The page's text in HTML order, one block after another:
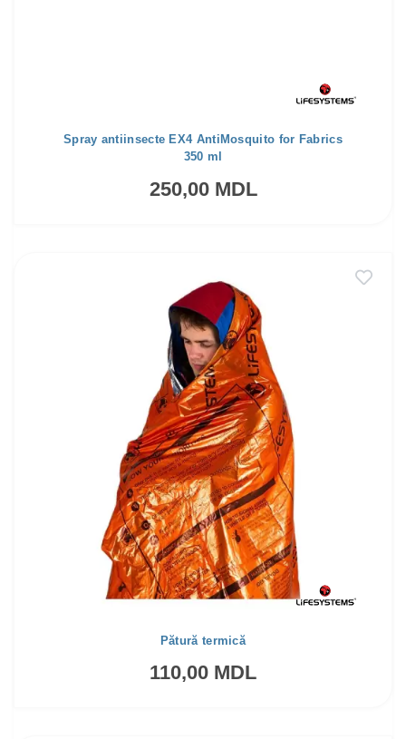
Spray antiinsecte EX4 AntiMosquito for Fabrics
350 ml
250,00 MDL
Pătură termică
110,00 MDL